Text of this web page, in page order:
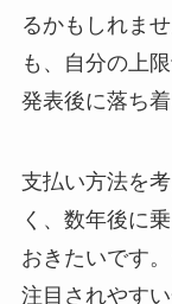
るかもしれま
も、自分の上
発表後に落ち
支払い方法を
く、数年後に
おきたいです
注目されやす